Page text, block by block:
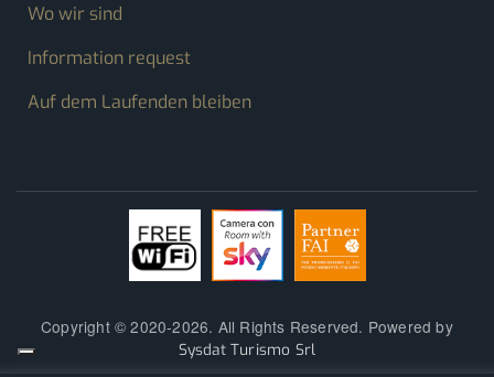
Wo wir sind
Information request
Auf dem Laufenden bleiben
Copyright © 2020-2026. All Rights Reserved. Powered by
Sysdat Turismo Srl